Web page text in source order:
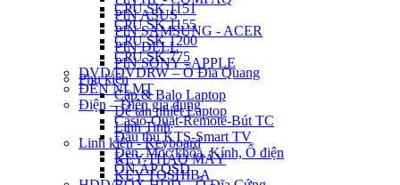
CPU SK 1151
CPU SK 1155
CPU SK 1200
CPU SK 775
DVD/DVDRW – Ổ Đĩa Quang
ĐÈN NLMT
Điện – Điện gia dụng
Casio-Quạt-Remote-Bút TC
Đầu thu KTS-Smart TV
Đèn, Móc khóa, Kính, Ổ điện
ỔN ÁP QSD
PIN ASUS
PIN SAMSUNG - ACER
PIN DELL
PIN SONY - APPLE
Phụ kiện
Cặp & Balo Laptop
Đế tản nhiệt Laptop
Linh Tinh
Linh kiện - Keyboard
KEY THÁO MÁY
KEY TOSHIBA